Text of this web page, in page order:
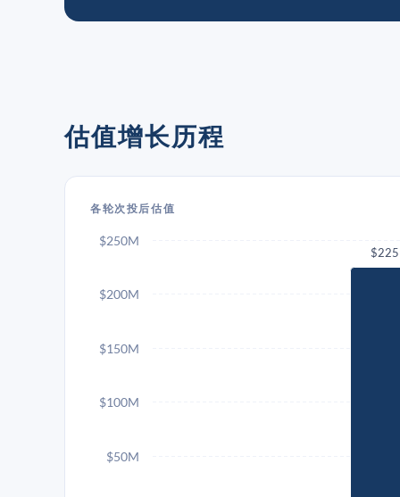
估值增长历程
各轮次投后估值
$50M
$100M
$150M
$200M
$250M